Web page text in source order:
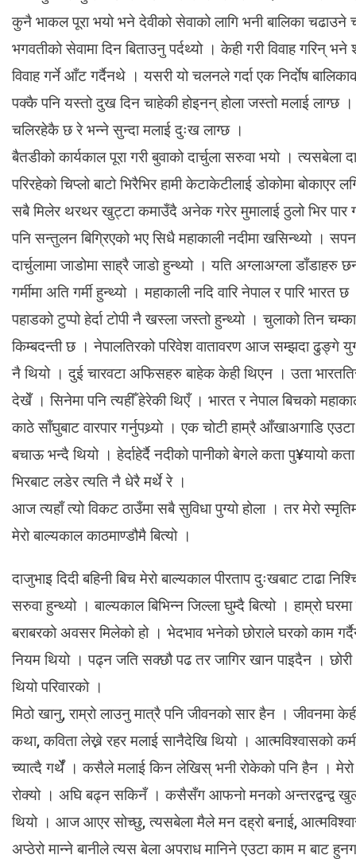
कुनै भाकल पूरा भयो भने देवीको सेवाको लागि भनी बालिका
भगवतीको सेवामा दिन बिताउनु पर्दथ्यो । केही गरी विवाह गरिन्
विवाह गर्ने आँट गर्दैनथे । यसरी यो चलनले गर्दा एक निर्दाेष
पक्कै पनि यस्तो दुख दिन चाहेकी होइनन् होला जस्तो मलाई
चलिरहेकै छ रे भन्ने सुन्दा मलाई दुःख लाग्छ ।
बैतडीको कार्यकाल पूरा गरी बुवाको दार्चुला सरुवा भयो । त्यसबेला
परिरहेको चिप्लो बाटो भिरैभिर हामी केटाकेटीलाई डोकोमा बोकाएर
सबै मिलेर थरथर खुट्टा कमाउँदै अनेक गरेर मुमालाई ठुलो भिर
पनि सन्तुलन बिग्रिएको भए सिधै महाकाली नदीमा खसिन्थ्यो ।
दार्चुलामा जाडोमा साह्रै जाडो हुन्थ्यो । यति अग्लाअग्ला
गर्मीमा अति गर्मी हुन्थ्यो । महाकाली नदि वारि नेपाल र पारि
पहाडको टुप्पो हेर्दा टोपी नै खस्ला जस्तो हुन्थ्यो । चुलाको तिन
किम्बदन्ती छ । नेपालतिरको परिवेश वातावरण आज सम्झदा
नै थियो । दुई चारवटा अफिसहरु बाहेक केही थिएन । उता
देखेँ । सिनेमा पनि त्यहीँ हेरेकी थिएँ । भारत र नेपाल बिचको
काठे साँघुबाट वारपार गर्नुपथ्र्याे । एक चोटी हाम्रै आँखाअगाडि
बचाऊ भन्दै थियो । हेर्दाहेर्दै नदीको पानीको बेगले कता पु¥यायो
भिरबाट लडेर त्यति नै धेरै मर्थे रे ।
आज त्यहाँ त्यो विकट ठाउँमा सबै सुविधा पुग्यो होला । तर मेरो
मेरो बाल्यकाल काठमाण्डौमै बित्यो ।
दाजुभाइ दिदी बहिनी बिच मेरो बाल्यकाल पीरताप दुःखबाट टाढा
सरुवा हुन्थ्यो । बाल्यकाल बिभिन्न जिल्ला घुम्दै बित्यो । हाम्रो
बराबरको अवसर मिलेको हो । भेदभाव भनेको छोराले घरको काम
नियम थियो । पढ्न जति सक्छौ पढ तर जागिर खान पाइदैन । छोरी
थियो परिवारको ।
मिठो खानु, राम्रो लाउनु मात्रै पनि जीवनको सार हैन । जीवनमा
कथा, कविता लेख्ने रहर मलाई सानैदेखि थियो । आत्मविश्वासको
च्यात्दै गर्थेँ । कसैले मलाई किन लेखिस् भनी रोकेको पनि हैन ।
रोक्यो । अघि बढ्न सकिनँ । कसैसँग आफनो मनको अन्तरद्वन्द्व
थियो । आज आएर सोच्छु, त्यसबेला मैले मन दह्रो बनाई,
अप्ठेरो मान्ने बानीले त्यस बेला अपराध मानिने एउटा काम म बाट